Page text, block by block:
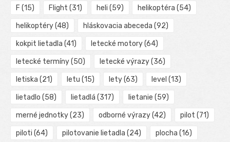
F (15) Flight (31) heli (59) helikoptéra (54)
helikoptéry(48) hláskovacia abeceda (92)
kokpit lietadla (41) letecké motory(64)
letecké termíny(50) letecké výrazy(36)
letiska (21) letu (15) lety(63) level (13)
lietadlo (58) lietadlá (317) lietanie (59)
merné jednotky(23) odborné výrazy(42) pilot (71)
piloti (64) pilotovanie lietadla (24) plocha (16)